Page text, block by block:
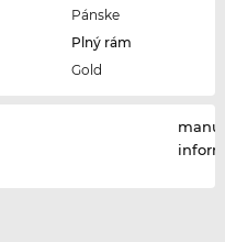
Pánske
Plný rám
Gold